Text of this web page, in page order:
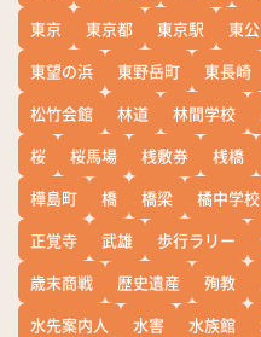
東京
東京都 東京駅 東
東望の浜
東野岳町 東長崎
松竹会館
林道 林間学校
桜
桜馬場 桟敷券 桟橋
樺島町
橋 橋梁 橘中学校
正覚寺
武雄 歩行ラリー
歳末商戦
歴史遺産 殉教
水先案内人
水害 水族館